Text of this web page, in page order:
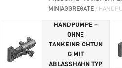
MINIAGGREGATE/
HANDPUMPE –
OHNE
TANKEINRICHTUN
G MIT
ABLASSHAHN TYP